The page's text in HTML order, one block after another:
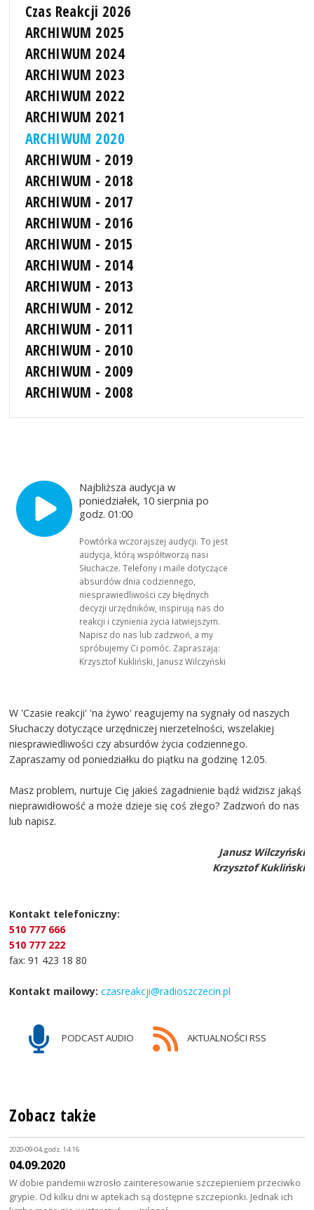
Czas Reakcji 2026
ARCHIWUM 2025
ARCHIWUM 2024
ARCHIWUM 2023
ARCHIWUM 2022
ARCHIWUM 2021
ARCHIWUM 2020
ARCHIWUM - 2019
ARCHIWUM - 2018
ARCHIWUM - 2017
ARCHIWUM - 2016
ARCHIWUM - 2015
ARCHIWUM - 2014
ARCHIWUM - 2013
ARCHIWUM - 2012
ARCHIWUM - 2011
ARCHIWUM - 2010
ARCHIWUM - 2009
ARCHIWUM - 2008
Najbliższa audycja w
poniedziałek, 10 sierpnia po
godz. 01:00
Powtórka wczorajszej audycji. To jest
audycja, którą współtworzą nasi
Słuchacze. Telefony i maile dotyczące
absurdów dnia codziennego,
niesprawiedliwości czy błędnych
decyzji urzędników, inspirują nas do
reakcji i czynienia życia łatwiejszym.
Napisz do nas lub zadzwoń, a my
spróbujemy Ci pomóc. Zapraszają:
Krzysztof Kukliński, Janusz Wilczyński
W 'Czasie reakcji' 'na żywo' reagujemy na sygnały od naszych
Słuchaczy dotyczące urzędniczej nierzetelności, wszelakiej
niesprawiedliwości czy absurdów życia codziennego.
Zapraszamy od poniedziałku do piątku na godzinę 12.05.
Masz problem, nurtuje Cię jakieś zagadnienie bądź widzisz jakąś
nieprawidłowość a może dzieje się coś złego? Zadzwoń do nas
lub napisz.
Janusz Wilczyński
Krzysztof Kukliński
Kontakt telefoniczny:
510 777 666
510 777 222
fax: 91 423 18 80
Kontakt mailowy: czasreakcji@radioszczecin.pl
PODCAST AUDIO AKTUALNOŚCI RSS
Zobacz także
2020-09-04, godz. 14:16
04.09.2020
W dobie pandemii wzrosło zainteresowanie szczepieniem przeciwko
grypie. Od kilku dni w aptekach są dostępne szczepionki. Jednak ich